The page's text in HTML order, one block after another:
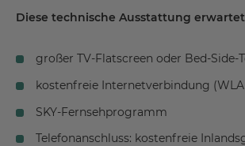
Diese technische Ausstattung erwartet
großer TV-Flatscreen oder Bed-Side-
kostenfreie Internetverbindung
SKY-Fernsehprogramm
Telefonanschluss: kostenfreie